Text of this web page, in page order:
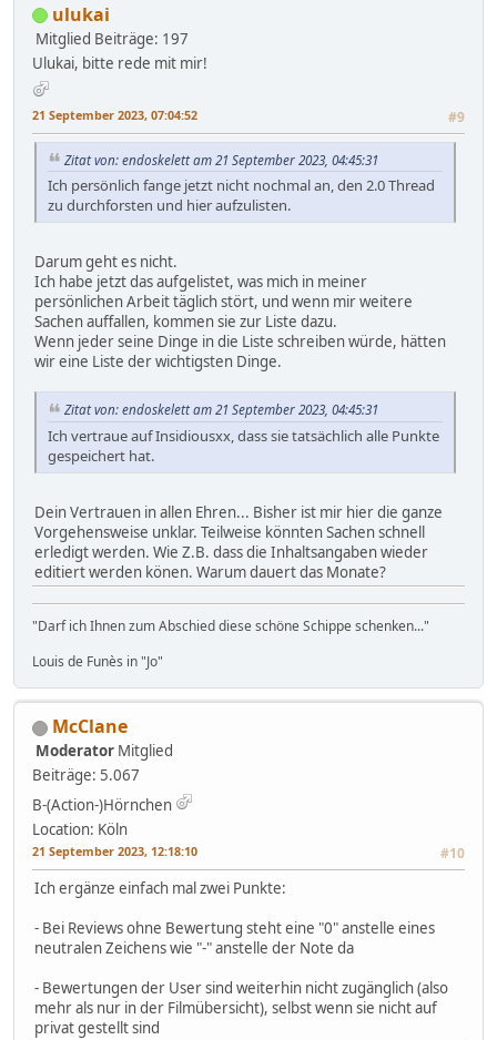
ulukai
Mitglied Beiträge: 197
Ulukai, bitte rede mit mir!
21 September 2023, 07:04:52 #9
Zitat von: endoskelett am 21 September 2023, 04:45:31
Ich persönlich fange jetzt nicht nochmal an, den 2.0 Thread
zu durchforsten und hier aufzulisten.
Darum geht es nicht.
Ich habe jetzt das aufgelistet, was mich in meiner
persönlichen Arbeit täglich stört, und wenn mir weitere
Sachen auffallen, kommen sie zur Liste dazu.
Wenn jeder seine Dinge in die Liste schreiben würde, hätten
wir eine Liste der wichtigsten Dinge.
Zitat von: endoskelett am 21 September 2023, 04:45:31
Ich vertraue auf Insidiousxx, dass sie tatsächlich alle Punkte
gespeichert hat.
Dein Vertrauen in allen Ehren... Bisher ist mir hier die ganze
Vorgehensweise unklar. Teilweise könnten Sachen schnell
erledigt werden. Wie Z.B. dass die Inhaltsangaben wieder
editiert werden könen. Warum dauert das Monate?
"Darf ich Ihnen zum Abschied diese schöne Schippe schenken..."
Louis de Funès in "Jo"
McClane
Moderator Mitglied
Beiträge: 5.067
B-(Action-)Hörnchen
Location: Köln
21 September 2023, 12:18:10 #10
Ich ergänze einfach mal zwei Punkte:
- Bei Reviews ohne Bewertung steht eine "0" anstelle eines
neutralen Zeichens wie "-" anstelle der Note da
- Bewertungen der User sind weiterhin nicht zugänglich (also
mehr als nur in der Filmübersicht), selbst wenn sie nicht auf
privat gestellt sind